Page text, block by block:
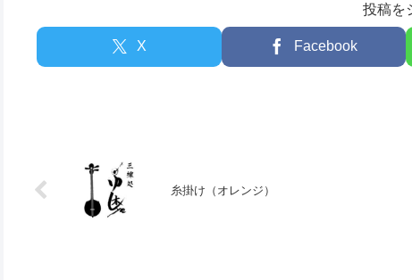
投稿を
X Facebook
糸掛け（オレンジ）